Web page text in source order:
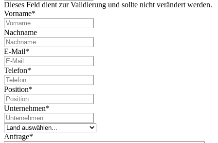
Dieses Feld dient zur Validierung und sollte nicht verändert werden.
Vorname*
Nachname
E-Mail*
Telefon*
Position*
Unternehmen*
Anfrage*